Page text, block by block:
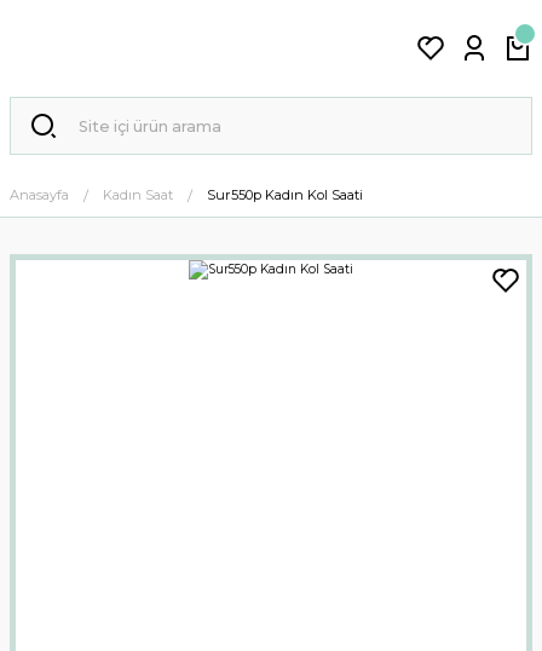
Anasayfa Kadın Saat Sur550p Kadın Kol Saati